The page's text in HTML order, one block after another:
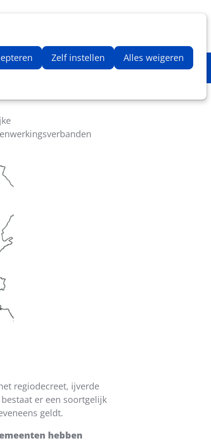
Zelf instellen Alles weigeren
Aantal artikelen in
regiodecreet, ijverde
er een soortgelijk
geldt.
hebben